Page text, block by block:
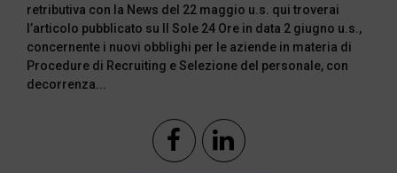
retributiva con la News del 22 maggio u.s. qui troverai
l’articolo pubblicato su Il Sole 24 Ore in data 2 giugno u.s.,
concernente i nuovi obblighi per le aziende in materia di
Procedure di Recruiting e Selezione del personale, con
decorrenza...